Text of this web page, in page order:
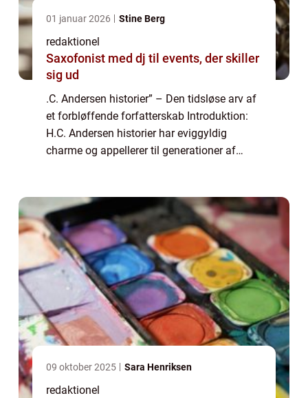
01 januar 2026 Stine Berg
redaktionel
Saxofonist med dj til events, der skiller
sig ud
.C. Andersen historier” – Den tidsløse arv af
et forbløffende forfatterskab Introduktion:
H.C. Andersen historier har eviggyldig
charme og appellerer til generationer af
09 oktober 2025 Sara Henriksen
redaktionel